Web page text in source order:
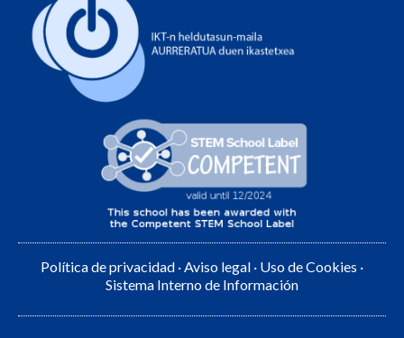
Política de privacidad ·Aviso legal · Uso de Cookies ·
Sistema Interno de Información